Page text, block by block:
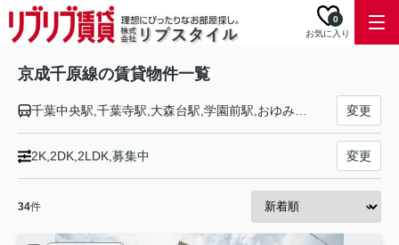
お気に入り
0
京成千原線の賃貸物件一覧
変更
2K,2DK,2LDK,募集中 変更
34件